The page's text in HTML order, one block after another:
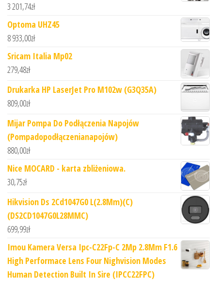
3 201,74zł
Optoma UHZ45
8 933,00zł
Sricam Italia Mp02
279,48zł
Drukarka HP LaserJet Pro M102w (G3Q35A)
809,00zł
Mijar Pompa Do Podłączenia Napojów
(Pompadopodłączenianapojów)
880,00zł
Nice MOCARD - karta zbliżeniowa.
30,75zł
Hikvision Ds 2Cd1047G0 L(2.8Mm)(C)
(DS2CD1047G0L28MMC)
699,99zł
Imou Kamera Versa Ipc-C22Fp-C 2Mp 2.8Mm F1.6
High Performace Lens Four Nighvision Modes
Human Detection Built In Sire (IPCC22FPC)